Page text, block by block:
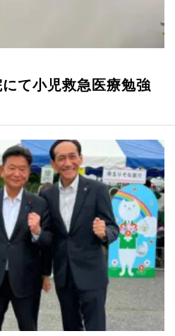
て小児救急医療勉強